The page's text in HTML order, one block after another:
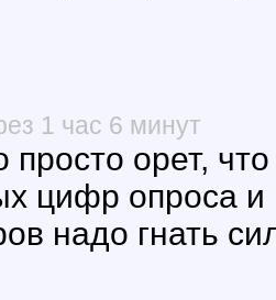
1 час 6 минут
просто орет,
цифр опроса и
надо гнать